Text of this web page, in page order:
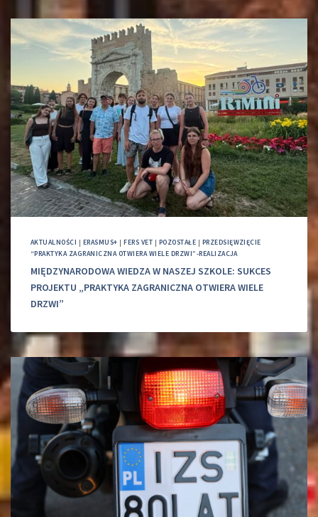
AKTUALNOŚCI | ERASMUS+ |FERS VET | POZOSTAŁE | PRZEDSIĘWZIĘCIE
“PRAKTYKA ZAGRANICZNA OTWIERA WIELE DRZWI”-REALIZACJA
MIĘDZYNARODOWA WIEDZA W NASZEJ SZKOLE: SUKCES
PROJEKTU „PRAKTYKA ZAGRANICZNA OTWIERA WIELE
DRZWI”